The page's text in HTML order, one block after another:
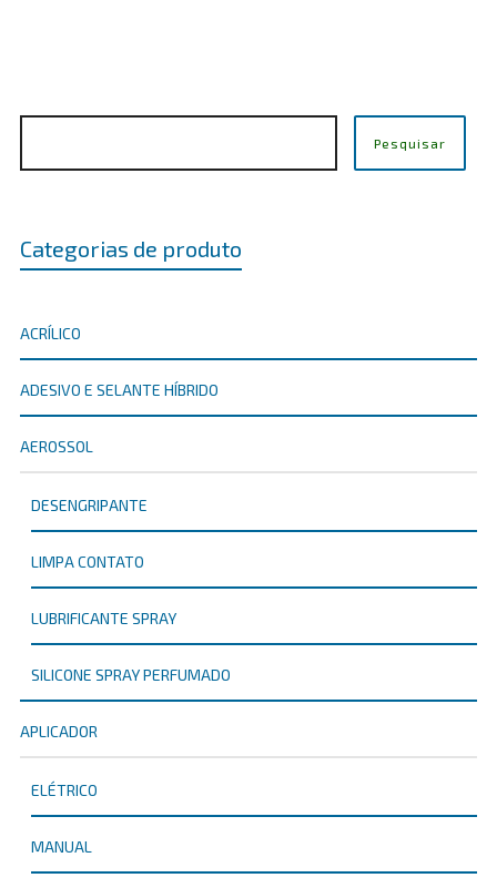
Pesquisar
Categorias de produto
ACRÍLICO
ADESIVO E SELANTE HÍBRIDO
AEROSSOL
DESENGRIPANTE
LIMPA CONTATO
LUBRIFICANTE SPRAY
SILICONE SPRAY PERFUMADO
APLICADOR
ELÉTRICO
MANUAL